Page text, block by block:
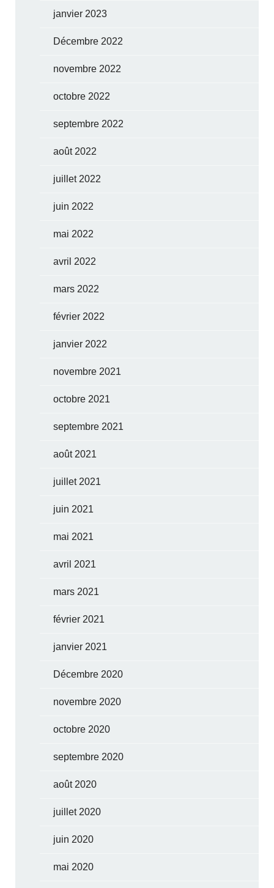
janvier 2023
Décembre 2022
novembre 2022
octobre 2022
septembre 2022
août 2022
juillet 2022
juin 2022
mai 2022
avril 2022
mars 2022
février 2022
janvier 2022
novembre 2021
octobre 2021
septembre 2021
août 2021
juillet 2021
juin 2021
mai 2021
avril 2021
mars 2021
février 2021
janvier 2021
Décembre 2020
novembre 2020
octobre 2020
septembre 2020
août 2020
juillet 2020
juin 2020
mai 2020